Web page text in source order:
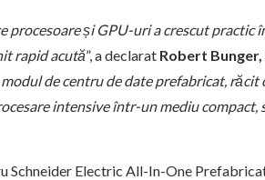
procesoare și GPU-uri a crescut practic
rapid acută”, a declarat Robert
de centru de date prefabricat,
intensive într-un mediu compact,
Schneider Electric All-In-One